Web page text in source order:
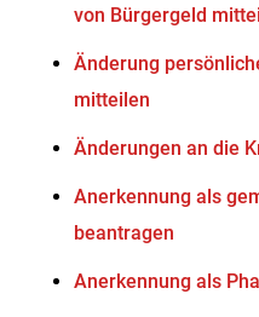
von Bürgergeld
Änderung
mitteilen
Änderungen an die
Anerkennung als
beantragen
Anerkennung als